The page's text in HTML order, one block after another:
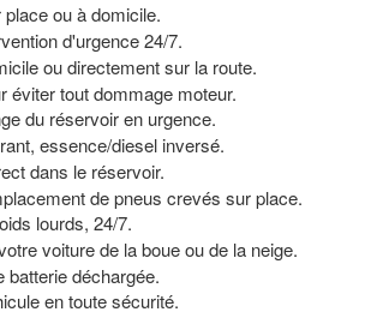
ou à domicile.
d'urgence 24/7.
ou directement sur la route.
éviter tout dommage moteur.
du réservoir en urgence.
essence/diesel inversé.
dans le réservoir.
de pneus crevés sur place.
lourds, 24/7.
voiture de la boue ou de la neige.
batterie déchargée.
en toute sécurité.